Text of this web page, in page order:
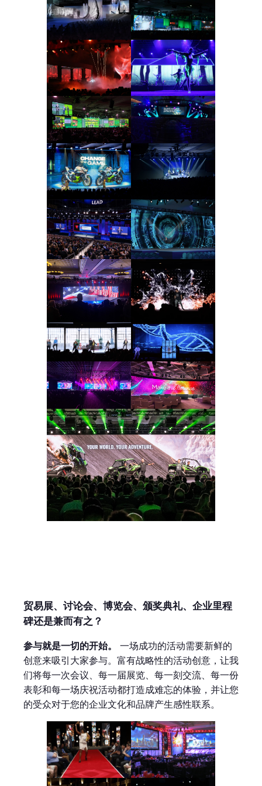
贸易展、讨论会、博览会、颁奖典礼、企业里程
碑还是兼而有之？
参与就是一切的开始。 一场成功的活动需要新鲜的
创意来吸引大家参与。富有战略性的活动创意，让我
们将每一次会议、每一届展览、每一刻交流、每一份
表彰和每一场庆祝活动都打造成难忘的体验，并让您
的受众对于您的企业文化和品牌产生感性联系。